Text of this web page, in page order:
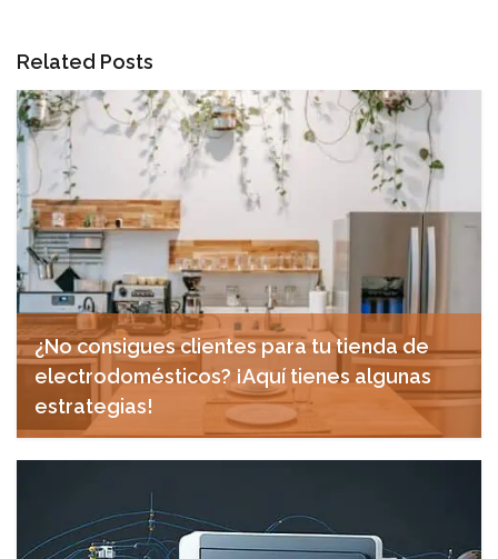
Related Posts
¿No consigues clientes para tu tienda de
electrodomésticos? ¡Aquí tienes algunas
estrategias!
diciembre 12, 2024